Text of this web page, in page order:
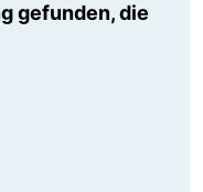
gefunden, die